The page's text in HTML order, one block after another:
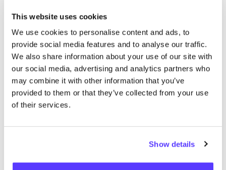
This website uses cookies
We use cookies to personalise content and ads, to
provide social media features and to analyse our traffic.
We also share information about your use of our site with
our social media, advertising and analytics partners who
may combine it with other information that you’ve
provided to them or that they’ve collected from your use
of their services.
Show detailsPreviousNext